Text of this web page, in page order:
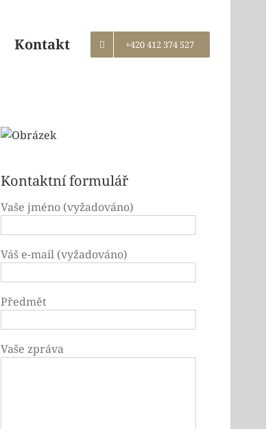
Kontakt +420 412 374 527
Kontaktní formulář
Vaše jméno (vyžadováno)
Váš e-mail (vyžadováno)
Předmět
Vaše zpráva